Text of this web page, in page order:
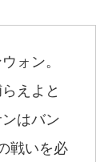
ォン。
えよと
はバン
戦いを必